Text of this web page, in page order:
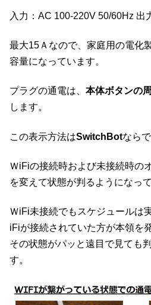
入力：AC 100-220V 50/60Hz 出
最大15Ａなので、家庭用の電化
容量になっています。
プラグの通電は、 本体ボタンの
します。
この表示方法はSwitchBotなら
ＷiFiの接続時および未接続時の
を変えて状態が判るようになって
ＷiFi未接続でもスケジュールは
iFiが接続されていた方が本領を
その状態がパッと遠目で見ても
す。